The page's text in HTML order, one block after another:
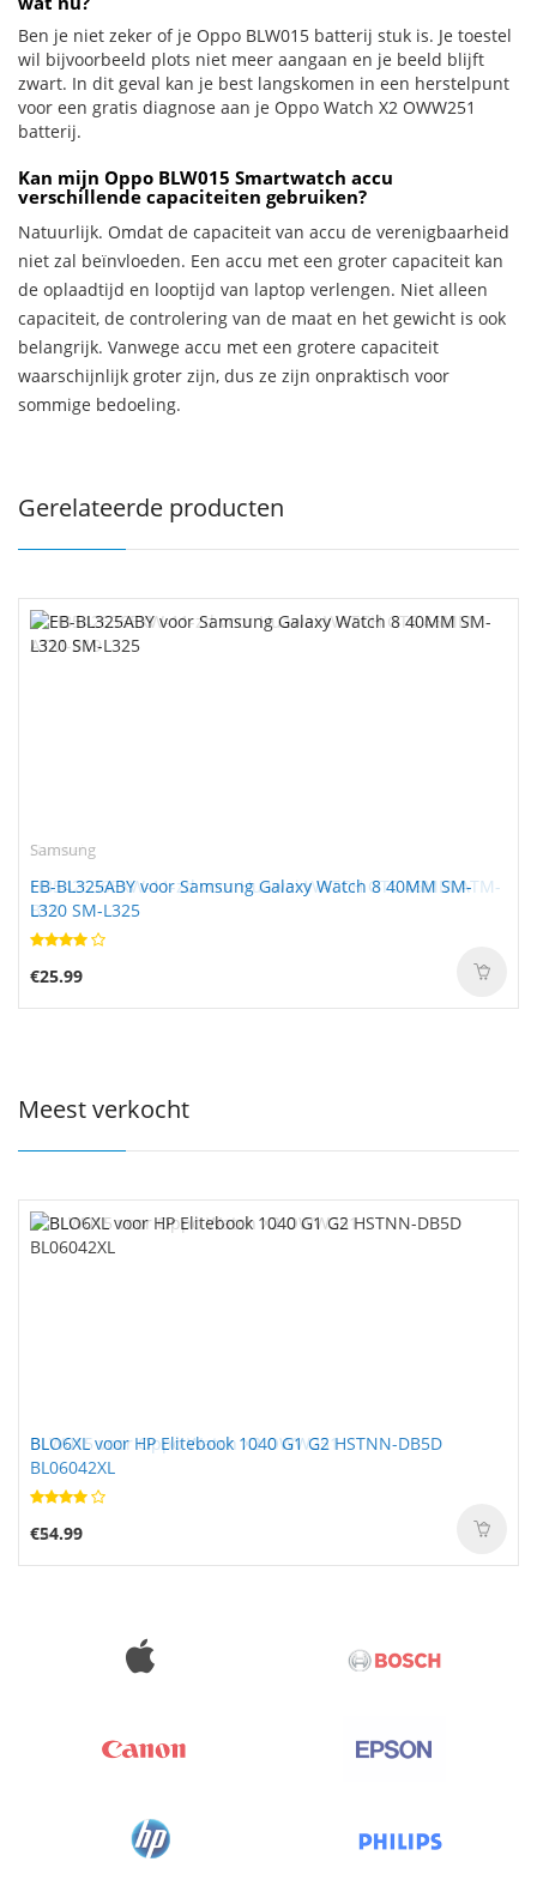
Ben je niet zeker of je Oppo BLW015 batterij stuk is. Je toestel
wil bijvoorbeeld plots niet meer aangaan en je beeld blijft
zwart. In dit geval kan je best langskomen in een herstelpunt
voor een gratis diagnose aan je Oppo Watch X2 OWW251
batterij.
Kan mijn Oppo BLW015 Smartwatch accu
verschillende capaciteiten gebruiken?
Natuurlijk. Omdat de capaciteit van accu de verenigbaarheid
niet zal beïnvloeden. Een accu met een groter capaciteit kan
de oplaadtijd en looptijd van laptop verlengen. Niet alleen
capaciteit, de controlering van de maat en het gewicht is ook
belangrijk. Vanwege accu met een grotere capaciteit
waarschijnlijk groter zijn, dus ze zijn onpraktisch voor
sommige bedoeling.
Gerelateerde producten
Samsung
EB-BL325ABY voor Samsung Galaxy Watch 8 40MM SM-
L320 SM-L325
€25.99
Meest verkocht
BLO6XL voor HP Elitebook 1040 G1 G2 HSTNN-DB5D
BL06042XL
€54.99